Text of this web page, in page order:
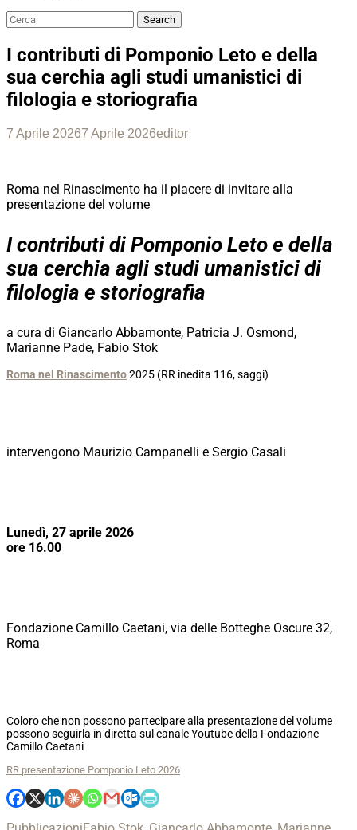
Search
Search
I contributi di Pomponio Leto e della
sua cerchia agli studi umanistici di
filologia e storiografia
Posted
7 Aprile 20267 Aprile 2026Author
editor
Roma nel Rinascimento ha il piacere di invitare alla
presentazione del volume
I contributi di Pomponio Leto e della
sua cerchia agli studi umanistici di
filologia e storiografia
a cura di Giancarlo Abbamonte, Patricia J. Osmond,
Marianne Pade, Fabio Stok
Roma nel Rinascimento2025 (RR inedita 116, saggi)
intervengono Maurizio Campanelli e Sergio Casali
Lunedì, 27 aprile 2026
ore 16.00
Fondazione Camillo Caetani, via delle Botteghe Oscure 32,
Roma
Coloro che non possono partecipare alla presentazione del volume
possono seguirla in diretta sul canale Youtube della Fondazione
Camillo Caetani
RR presentazione Pomponio Leto 2026